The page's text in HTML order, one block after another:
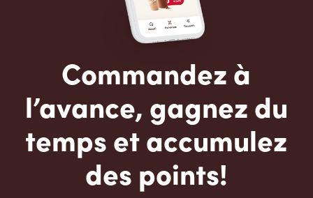
Commandez à
l’avance, gagnez du
temps et accumulez
des points!